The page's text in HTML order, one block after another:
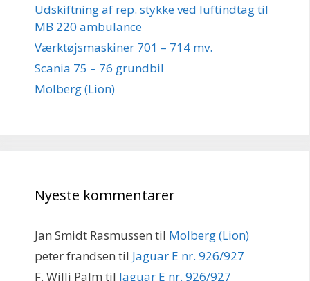
Udskiftning af rep. stykke ved luftindtag til
MB 220 ambulance
Værktøjsmaskiner 701 – 714 mv.
Scania 75 – 76 grundbil
Molberg (Lion)
Nyeste kommentarer
Jan Smidt Rasmussen til Molberg (Lion)
peter frandsen til Jaguar E nr. 926/927
F. Willi Palm til Jaguar E nr. 926/927